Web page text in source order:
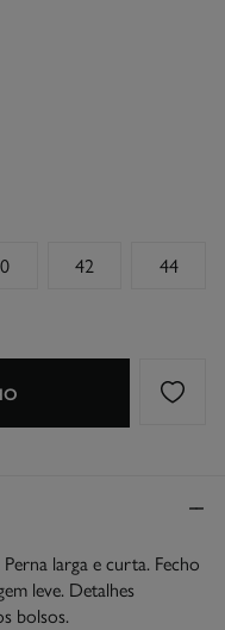
42 44
larga e curta. Fecho
leve. Detalhes
bolsos.